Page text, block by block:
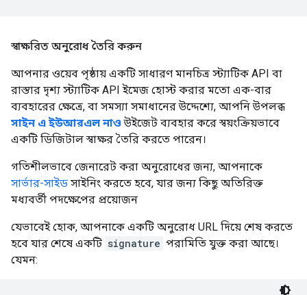
স্বাক্ষরিত অনুরোধ তৈরি করুন
আপনার ওয়েব পৃষ্ঠায় একটি সাধারণ মানচিত্র স্ট্যাটিক API বা
রাস্তার দৃশ্য স্ট্যাটিক API ইমেজ হোস্ট করার মতো এক-বার
ব্যবহারের ক্ষেত্রে, বা সমস্যা সমাধানের উদ্দেশ্যে, আপনি উপলব্ধ
সাইন এ ইউআরএল নাওউইজেট ব্যবহার করে স্বয়ংক্রিয়ভাবে
একটি ডিজিটাল স্বাক্ষর তৈরি করতে পারেন।
গতিশীলভাবে জেনারেট করা অনুরোধের জন্য, আপনাকে
সার্ভার-সাইড সাইনিং করতে হবে, যার জন্য কিছু অতিরিক্ত
মধ্যবর্তী পদক্ষেপের প্রয়োজন
যেভাবেই হোক, আপনাকে একটি অনুরোধ URL দিয়ে শেষ করতে
হবে যার শেষে একটি signature পরামিতি যুক্ত করা আছে।
যেমন: